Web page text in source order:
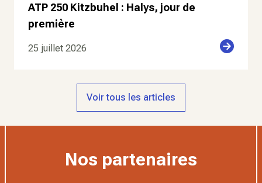
ATP 250 Kitzbuhel : Halys, jour de
première
25 juillet 2026
Voir tous les articles
Nos partenaires